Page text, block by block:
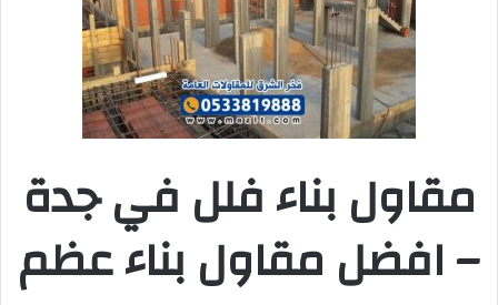
مقاول بناء فلل في جدة
– افضل مقاول بناء عظم